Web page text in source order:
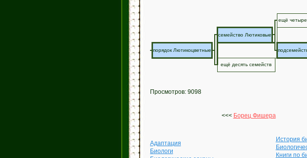
ещё четыре
семейство Лютиковые
порядок Лютикоцветные
ещё десять семейств
Просмотров: 9098
<<< Борец Фишера
Адаптация
Биологи
История
Книги по